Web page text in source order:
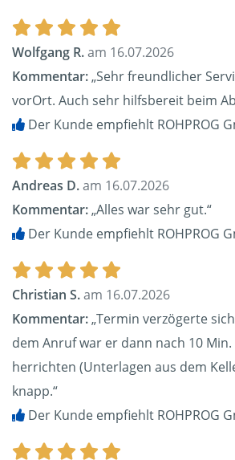
Wolfgang R.am 16.07.2026
Kommentar:„Sehr freundlicher
vorOrt. Auch sehr hilfsbereit beim
Der Kunde empfiehlt ROHPROG
Andreas D.am 16.07.2026
Kommentar:„Alles war sehr gut.“
Der Kunde empfiehlt ROHPROG
Christian S.am 16.07.2026
Kommentar:„Termin verzögerte
dem Anruf war er dann nach 10 Min.
herrichten (Unterlagen aus dem
knapp.“
Der Kunde empfiehlt ROHPROG